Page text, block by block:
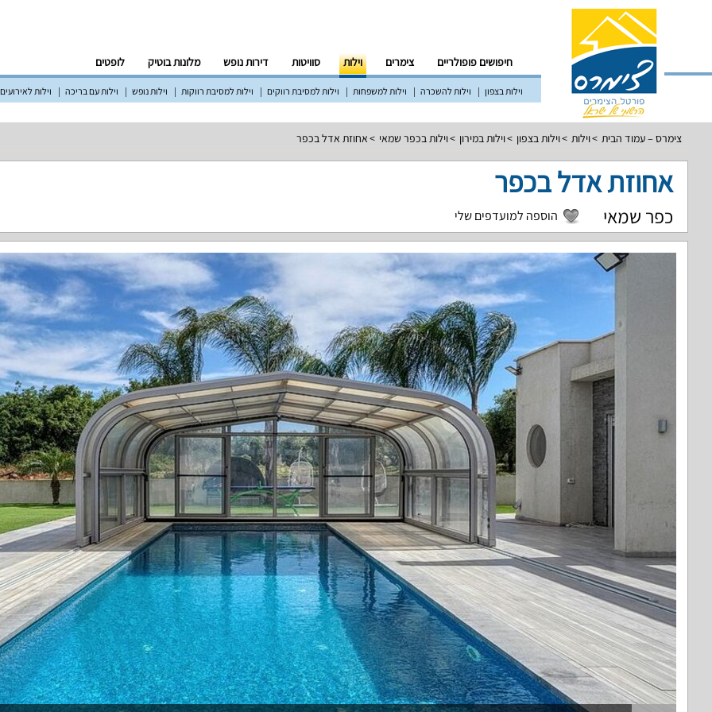
חיפושים פופולריים צימרים וילות סוויטות דירות נופש מלונות בוטיק לופטים
וילות בצפון וילות להשכרה וילות למשפחות וילות למסיבת רווקים וילות למסיבת רווקות וילות נופש וילות עם בריכה וילות לאירועים
צימרס – עמוד הבית וילות וילות בצפון וילות במירון וילות בכפר שמאי אחוזת אדל בכפר
אחוזת אדל בכפר
כפר שמאי הוספה למועדפים שלי